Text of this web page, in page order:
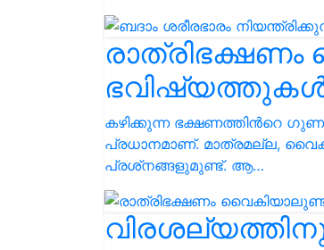
കഴിക്കുന്ന ഭക്ഷണത്തിൻറെ
പ്രധാനമാണ്. മാത്രമല്ല,
പ്രശ്‌നങ്ങളുമുണ്ട്. ആ…
വിരശല്യത്തിനു